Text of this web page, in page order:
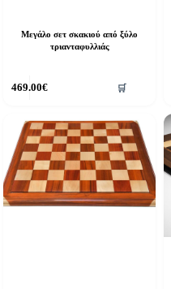
Μεγάλο σετ σκακιού από ξύλο
τριανταφυλλιάς
469.00€ 🛒